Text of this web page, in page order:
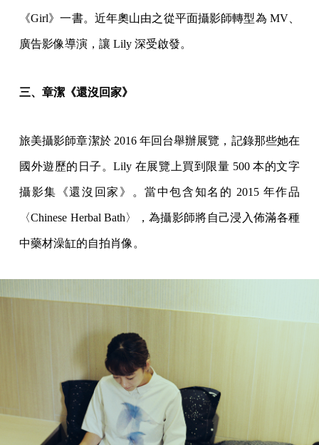
《Girl》一書。近年奧山由之從平面攝影師轉型為 MV、
廣告影像導演，讓 Lily 深受啟發。
三、章潔《還沒回家》
旅美攝影師章潔於 2016 年回台舉辦展覽，記錄那些她在
國外遊歷的日子。Lily 在展覽上買到限量 500 本的文字
攝影集《還沒回家》。當中包含知名的 2015 年作品
〈Chinese Herbal Bath〉，為攝影師將自己浸入佈滿各種
中藥材澡缸的自拍肖像。